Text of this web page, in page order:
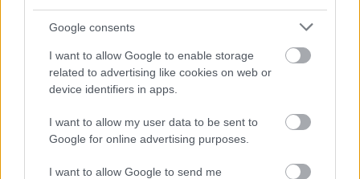
Google consents
I want to allow Google to enable storage
related to advertising like cookies on web or
device identifiers in apps.
I want to allow my user data to be sent to
Google for online advertising purposes.
I want to allow Google to send me
Η Ισπανία ενώ αγωνίζεται να προσελκύσει
κινεζικές αυτοκινητοβιομηχανίες, πιέζει για
νέους κανόνες από την ΕΕ
Πώς
για να
ανάγκες
PODCASTS